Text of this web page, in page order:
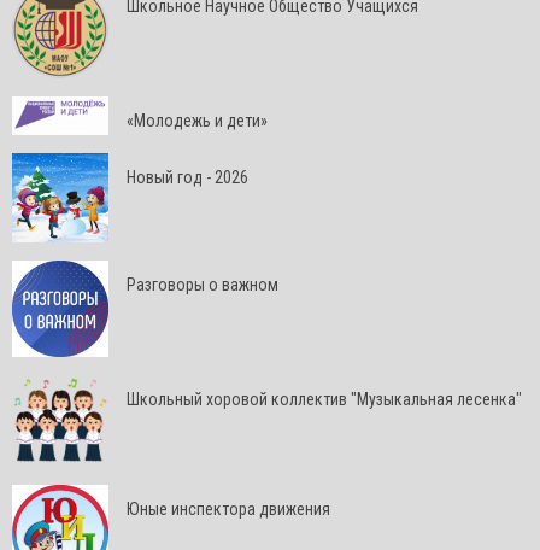
Школьное Научное Общество Учащихся
«Молодежь и дети»
Новый год - 2026
Разговоры о важном
Школьный хоровой коллектив "Музыкальная лесенка"
Юные инспектора движения